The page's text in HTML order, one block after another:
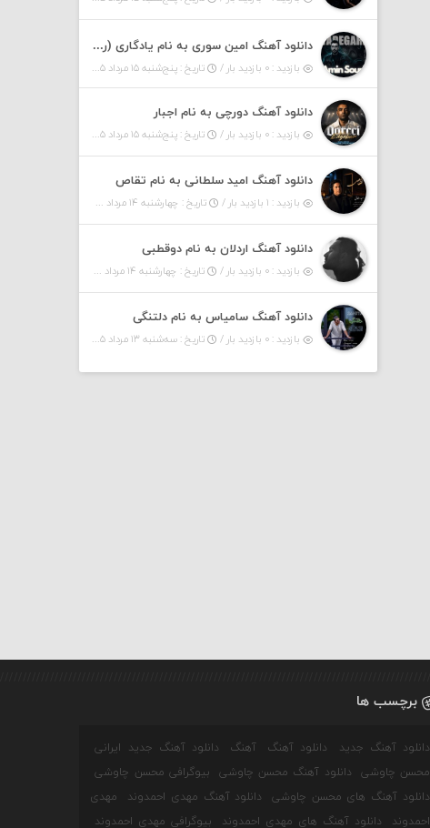
دانلود آهنگ امین سوری به نام یادگاری (رمیکس)
بازدید : ۰ بازدید بار / تاریخ : پنج‌شنبه ۱۵ مرداد ۱۴۰۵
دانلود آهنگ دورچی به نام اجبار
بازدید : ۰ بازدید بار / تاریخ : پنج‌شنبه ۱۵ مرداد ۱۴۰۵
دانلود آهنگ امید سلطانی به نام تقاص
بازدید : ۱ بازدید بار / تاریخ : چهارشنبه ۱۴ مرداد ۱۴۰۵
دانلود آهنگ اردلان به نام دوقطبی
بازدید : ۰ بازدید بار / تاریخ : چهارشنبه ۱۴ مرداد ۱۴۰۵
دانلود آهنگ سامیاس به نام دلتنگی
بازدید : ۰ بازدید بار / تاریخ : سه‌شنبه ۱۳ مرداد ۱۴۰۵
برچسب ها
دانلود آهنگ جدید دانلود آهنگ آهنگ
دانلود آهنگ جدید ایرانی
محسن چاوشی
دانلود آهنگ محسن چاوشی
بیوگرافی محسن چاوشی
دانلود آهنگ های محسن چاوشی
دانلود آهنگ مهدی احمدوند
مهدی
احمدوند
دانلود آهنگ های مهدی احمدوند بیوگرافی مهدی احمدوند